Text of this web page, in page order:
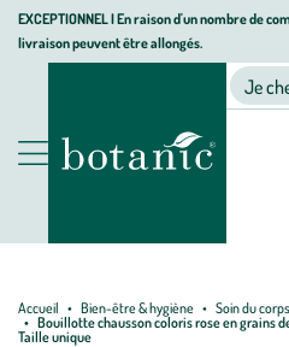
Aller
Aller
au
Aller
au
page
EXCEPTIONNEL I En raison d'un nombre de
livraison peuvent être allongés.
Nos produits
Jardinerie écologique, Je
Accueil Bien-être & hygiène
Soin du corps
Bouillotte chausson coloris rose en grains
Taille unique